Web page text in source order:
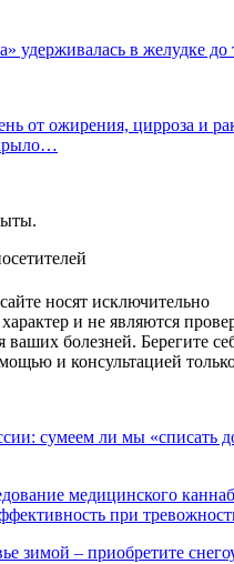
удерживалась в желудке до
от ожирения, цирроза и
носят исключительно
и не являются
ваших болезней. Берегите
и консультацией
сумеем ли мы «списать
медицинского
при
зимой – приобретите